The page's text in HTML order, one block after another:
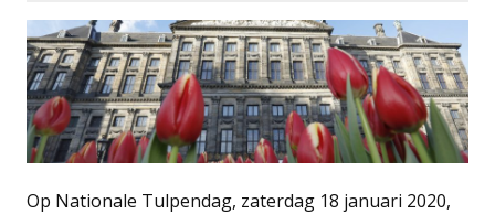
Op Nationale Tulpendag, zaterdag 18 januari 2020,